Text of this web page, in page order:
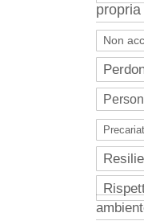
propria
Non